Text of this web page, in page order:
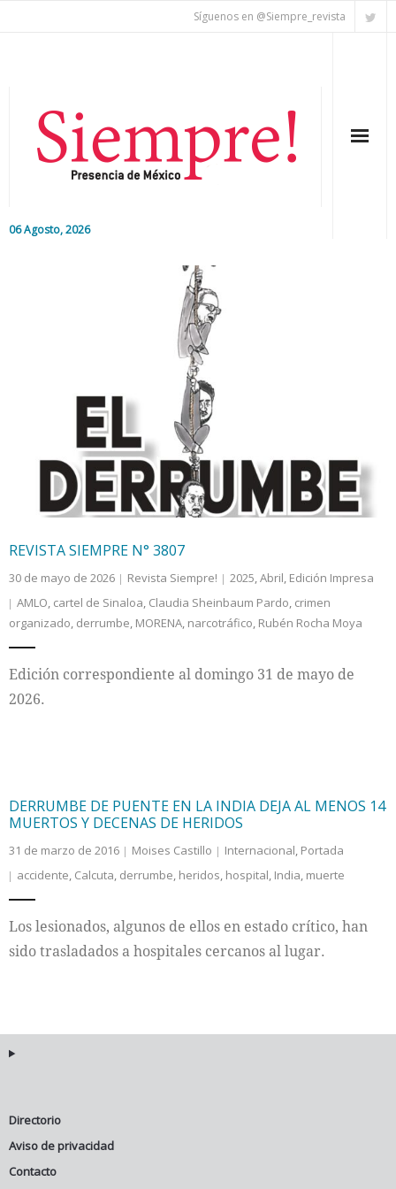
Síguenos en @Siempre_revista
06 Agosto, 2026
Internacional
Cultura
REVISTA SIEMPRE N° 3807
30 de mayo de 2026 Revista Siempre! 2025,Abril, Edición Impresa
AMLO, cartel de Sinaloa, Claudia Sheinbaum Pardo, crimen
organizado, derrumbe, MORENA, narcotráfico, Rubén Rocha Moya
Edición correspondiente al domingo 31 de mayo de
2026.
DERRUMBE DE PUENTE EN LA INDIA DEJA AL MENOS 14
MUERTOS Y DECENAS DE HERIDOS
31 de marzo de 2016 Moises Castillo Internacional, Portada
accidente, Calcuta, derrumbe, heridos, hospital, India, muerte
Los lesionados, algunos de ellos en estado crítico, han
sido trasladados a hospitales cercanos al lugar.
Directorio
Aviso de privacidad
Contacto